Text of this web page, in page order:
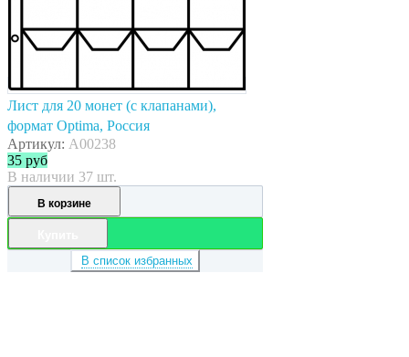
Лист для 20 монет (с клапанами),
формат Optima, Россия
Артикул: A00238
35 руб
В наличии 37 шт.
В корзине
В список избранных